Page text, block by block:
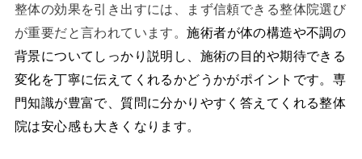
整体の効果を引き出すには、まず信頼できる整体院選び
が重要だと言われています。施術者が体の構造や不調の
背景についてしっかり説明し、施術の目的や期待できる
変化を丁寧に伝えてくれるかどうかがポイントです。専
門知識が豊富で、質問に分かりやすく答えてくれる整体
院は安心感も大きくなります。